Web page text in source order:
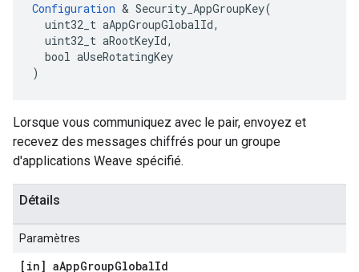
Configuration & Security_AppGroupKey(
  uint32_t aAppGroupGlobalId,
  uint32_t aRootKeyId,
  bool aUseRotatingKey
)
Lorsque vous communiquez avec le pair, envoyez et
recevez des messages chiffrés pour un groupe
d'applications Weave spécifié.
Détails
Paramètres
[in] aAppGroupGlobalId